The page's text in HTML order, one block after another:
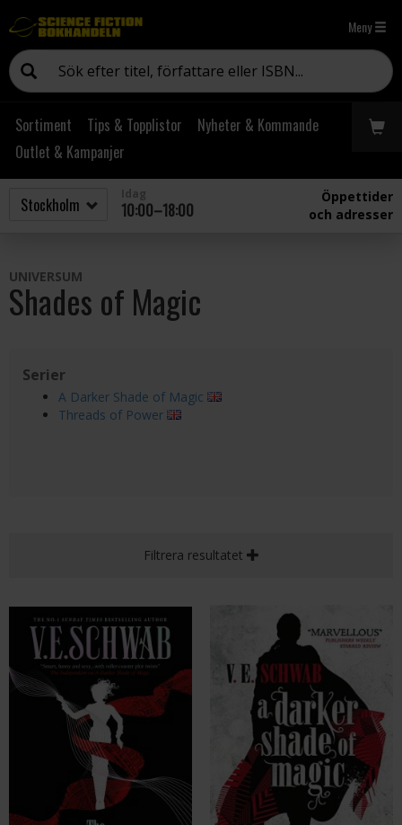
Meny
Sortiment Tips & Topplistor
Nyheter & Kommande
Outlet & Kampanjer
10:00–18:00
Öppettider
och adresser
UNIVERSUM
Shades of Magic
Serier
A Darker Shade of Magic
Threads of Power
Filtrera resultatet